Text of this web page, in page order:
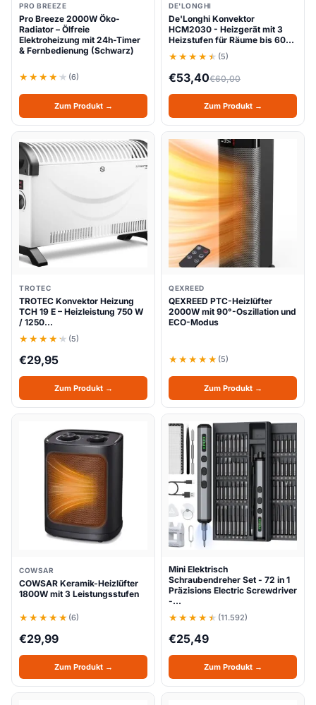
PRO BREEZE
Pro Breeze 2000W Öko-
Radiator – Ölfreie
Elektroheizung mit 24h-Timer
& Fernbedienung (Schwarz)
(6)
Zum Produkt →
DE'LONGHI
De'Longhi Konvektor
HCM2030 - Heizgerät mit 3
Heizstufen für Räume bis 60…
(5)
€53,40€60,00
Zum Produkt →
TROTEC
TROTEC Konvektor Heizung
TCH 19 E – Heizleistung 750 W
/ 1250…
(5)
€29,95
Zum Produkt →
QEXREED
QEXREED PTC-Heizlüfter
2000W mit 90°-Oszillation und
ECO-Modus
(5)
Zum Produkt →
COWSAR
COWSAR Keramik-Heizlüfter
1800W mit 3 Leistungsstufen
(6)
€29,99
Zum Produkt →
Mini Elektrisch
Schraubendreher Set - 72 in 1
Präzisions Electric Screwdriver
-…
(11.592)
€25,49
Zum Produkt →